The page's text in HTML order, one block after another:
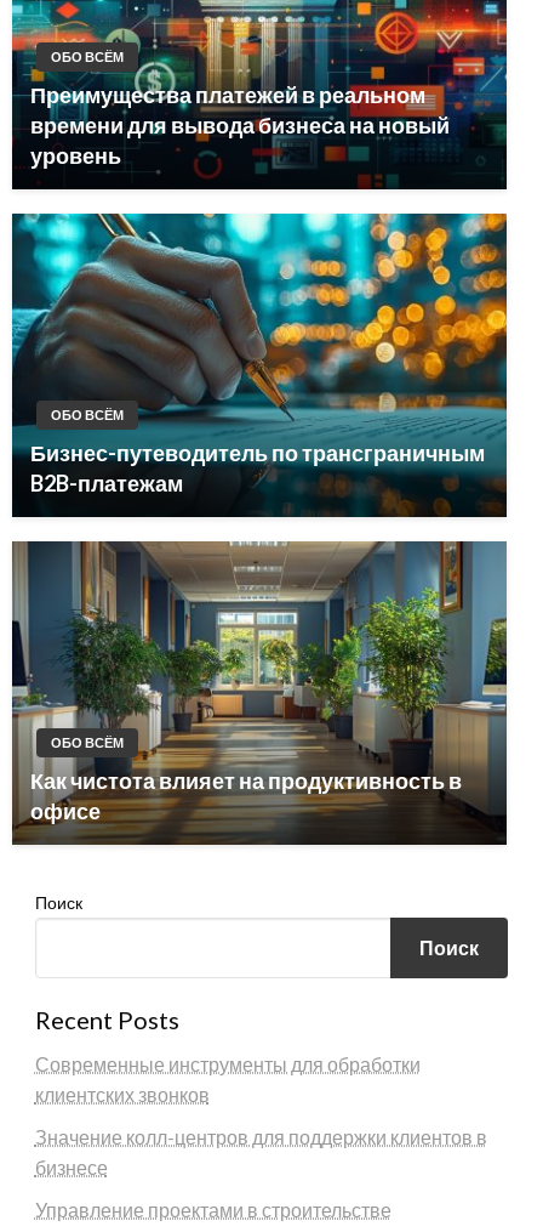
ОБО ВСЁМ
Преимущества платежей в реальном
времени для вывода бизнеса на новый
уровень
ОБО ВСЁМ
Бизнес-путеводитель по трансграничным
B2B-платежам
ОБО ВСЁМ
Как чистота влияет на продуктивность в
офисе
Поиск
Поиск
Recent Posts
Современные инструменты для обработки
клиентских звонков
Значение колл-центров для поддержки клиентов в
бизнесе
Управление проектами в строительстве